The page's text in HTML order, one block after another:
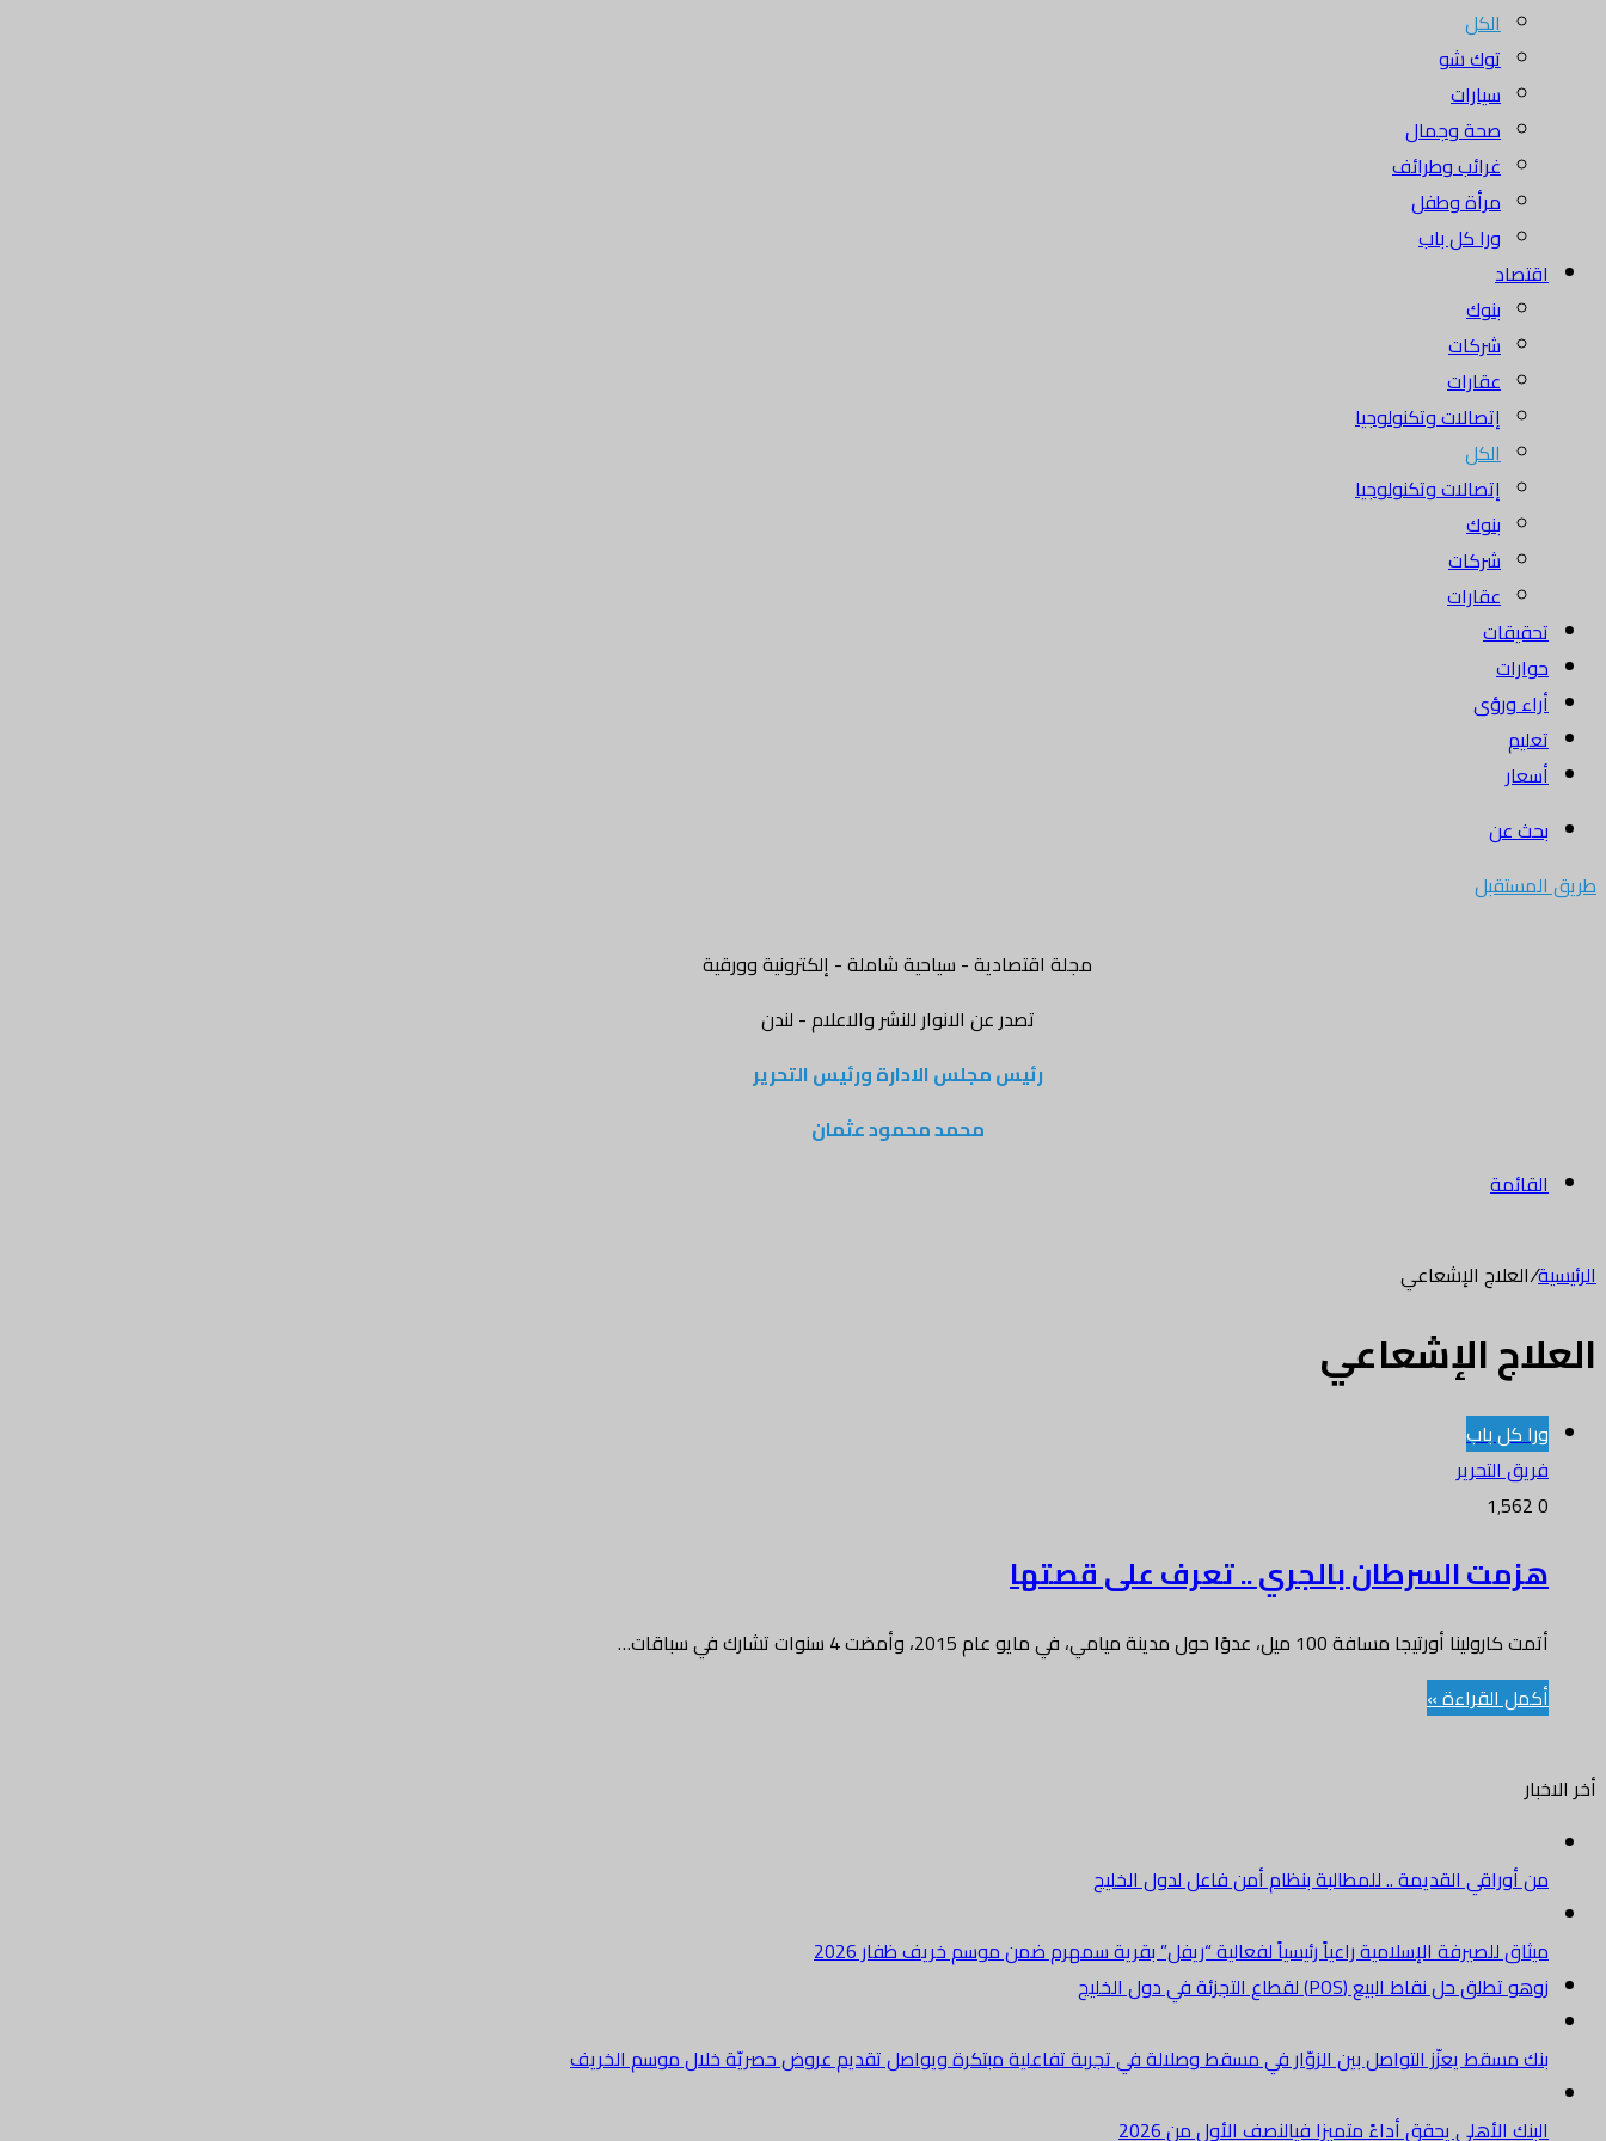
الكل
توك شو
سيارات
صحة وجمال
غرائب وطرائف
مرأة وطفل
ورا كل باب
اقتصاد
بنوك
شركات
عقارات
إتصالات وتكنولوجيا
الكل
إتصالات وتكنولوجيا
بنوك
شركات
عقارات
تحقيقات
حوارات
أراء ورؤى
تعليم
أسعار
بحث عن
طريق المستقبل
مجلة اقتصادية - سياحية شاملة - إلكترونية وورقية
تصدر عن الانوار للنشر والاعلام - لندن
رئيس مجلس الادارة ورئيس التحرير
محمد محمود عثمان
القائمة
الرئيسية/العلاج الإشعاعي
العلاج الإشعاعي
ورا كل باب
فريق التحرير
0
هزمت السرطان بالجري .. تعرف على قصتها
أتمت كارولينا أورتيجا مسافة 100 ميل، عدوًا حول مدينة ميامي، في مايو عام 2015، وأمضت 4 سنوات تشارك في سباقات…
أكمل القراءة »
أخر الاخبار
من أوراقي القديمة .. للمطالبة بنظام أمن فاعل لدول الخليج
ميثاق للصيرفة الإسلامية راعياً رئيسياً لفعالية “ريفل” بقرية سمهرم ضمن موسم خريف ظفار 2026
زوهو تطلق حل نقاط البيع (POS) لقطاع التجزئة في دول الخليج
بنك مسقط يعزّز التواصل بين الزوّار في مسقط وصلالة في تجربة تفاعلية مبتكرة ويواصل تقديم عروض حصريّة خلال موسم الخريف
البنك الأهلي يحقق أداءً متميزا فيالنصف الأول من 2026